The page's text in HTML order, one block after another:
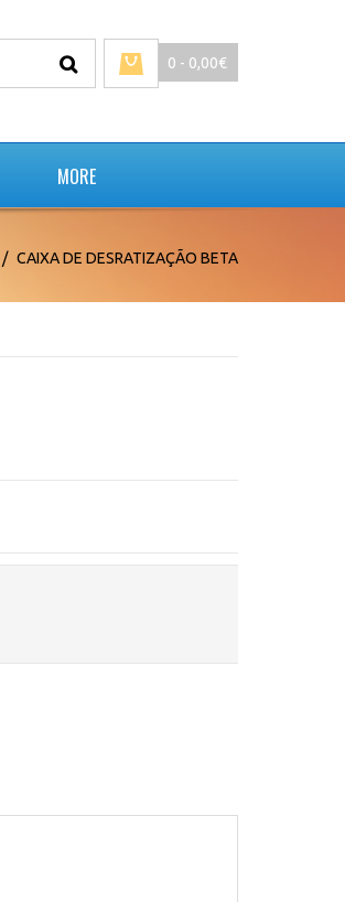
0 - 0,00€
MORE
CAIXA DE DESRATIZAÇÃO BETA